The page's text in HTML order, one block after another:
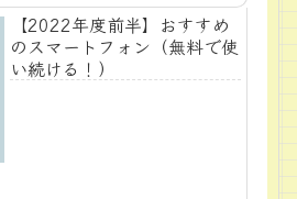
【2022年度前半】おすすめ
のスマートフォン（無料で使
い続ける！）